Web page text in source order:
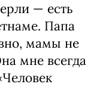
— есть
Папа
мамы не
мне всегда